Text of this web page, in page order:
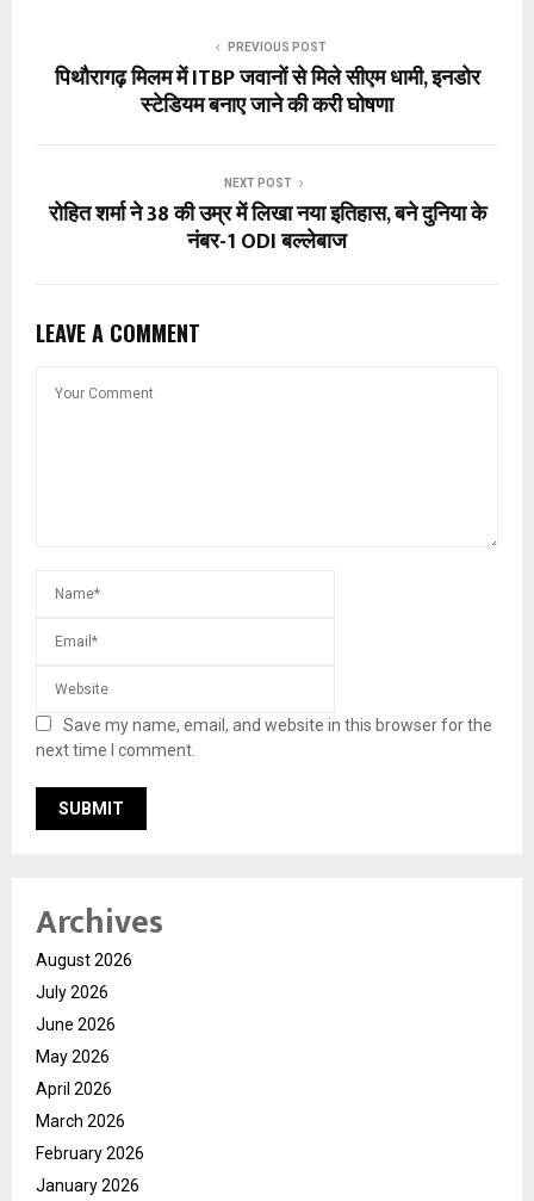
PREVIOUS POST
पिथौरागढ़ मिलम में ITBP जवानों से मिले सीएम धामी, इनडोर
स्टेडियम बनाए जाने की करी घोषणा
NEXT POST
रोहित शर्मा ने 38 की उम्र में लिखा नया इतिहास, बने दुनिया के
नंबर-1 ODI बल्लेबाज
LEAVE A COMMENT
Save my name, email, and website in this browser for the
next time I comment.
Archives
August 2026
July 2026
June 2026
May 2026
April 2026
March 2026
February 2026
January 2026